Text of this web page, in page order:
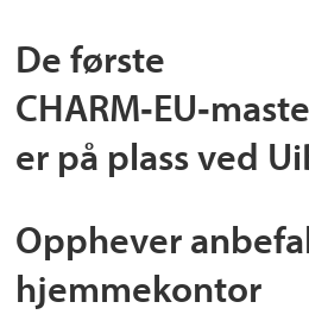
De første
er på plass ved
Opphever
hjemmekontor